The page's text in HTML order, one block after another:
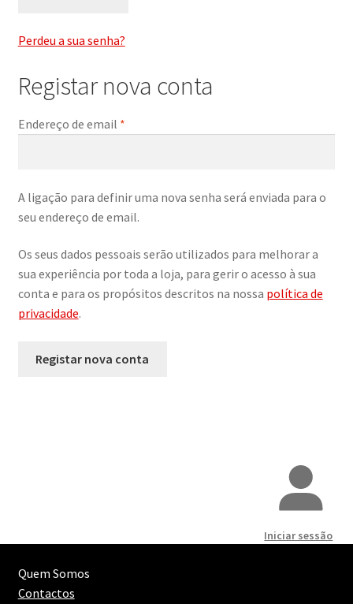
Perdeu a sua senha?
Registar nova conta
Endereço de email *
A ligação para definir uma nova senha será enviada para o
seu endereço de email.
Os seus dados pessoais serão utilizados para melhorar a
sua experiência por toda a loja, para gerir o acesso à sua
conta e para os propósitos descritos na nossa política de
privacidade.
Registar nova conta
Iniciar sessão
Quem Somos
Contactos